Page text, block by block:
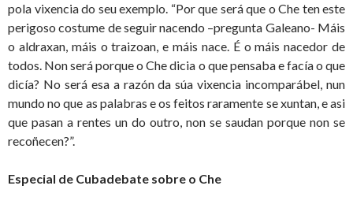
pola vixencia do seu exemplo. “Por que será que o Che ten este
perigoso costume de seguir nacendo –pregunta Galeano- Máis
o aldraxan, máis o traizoan, e máis nace. É o máis nacedor de
todos. Non será porque o Che dicia o que pensaba e facía o que
dicía? No será esa a razón da súa vixencia incomparábel, nun
mundo no que as palabras e os feitos raramente se xuntan, e asi
que pasan a rentes un do outro, non se saudan porque non se
recoñecen?”.
Especial de Cubadebate sobre o Che